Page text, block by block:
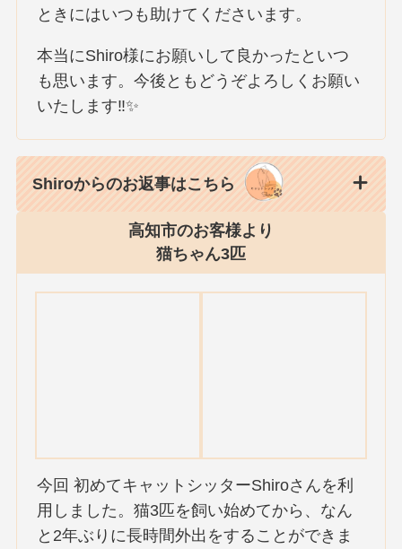
ときにはいつも助けてくださいます。
本当にShiro様にお願いして良かったといつ
も思います。今後ともどうぞよろしくお願い
いたします‼✨
Shiroからのお返事はこちら
高知市のお客様より
猫ちゃん3匹
今回 初めてキャットシッターShiroさんを利
用しました。猫3匹を飼い始めてから、なん
と2年ぶりに長時間外出をすることができま